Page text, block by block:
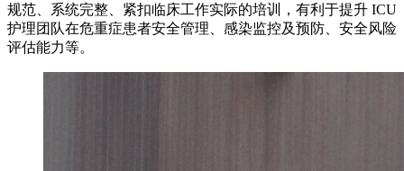
规范、系统完整、紧扣临床工作实际的培训，有利于提升 ICU
护理团队在危重症患者安全管理、感染监控及预防、安全风险
评估能力等。